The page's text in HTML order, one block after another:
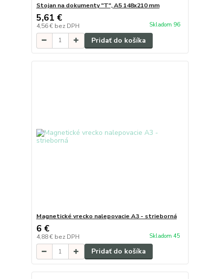
Stojan na dokumenty "T", A5 148x210 mm
5,61 €
4,56 € bez DPH Skladom 96
Pridať do košíka
Magnetické vrecko nalepovacie A3 - strieborná
6 €
4,88 € bez DPH Skladom 45
Pridať do košíka